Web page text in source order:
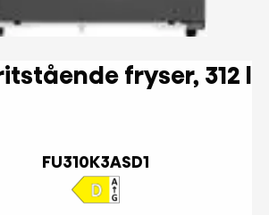
Hi3 Fritstående fryser, 312 l
FU310K3ASD1